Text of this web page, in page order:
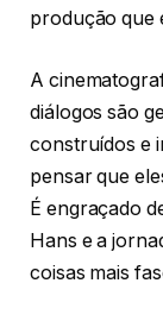
produção que
A
diálogos são
construídos e
pensar que
É engraçado
Hans e a
coisas mais